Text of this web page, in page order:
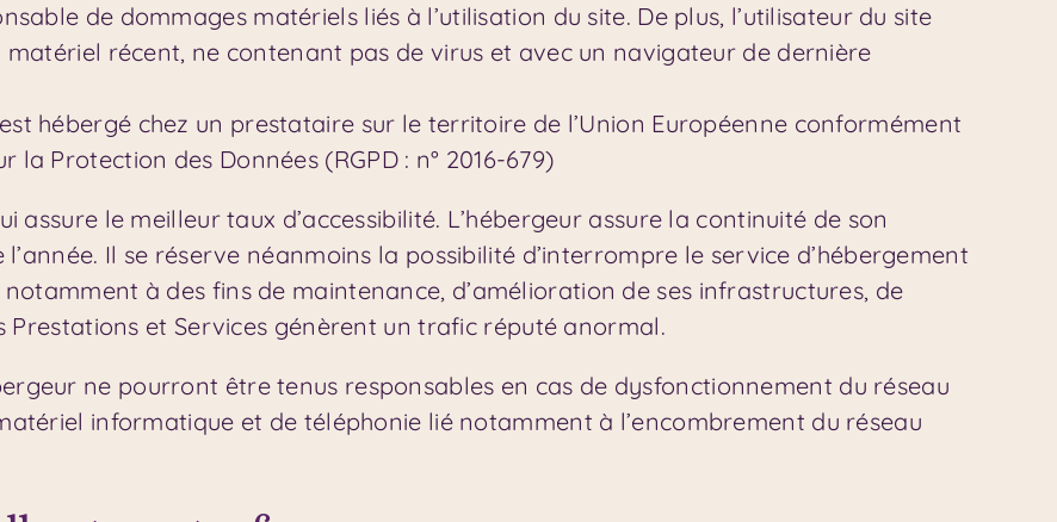
de dommages matériels liés à l’utilisation du site. De plus, l’utilisateur du site
matériel récent, ne contenant pas de virus et avec un navigateur de dernière
est hébergé chez un prestataire sur le territoire de l’Union Européenne conformément
Protection des Données (RGPD : n° 2016-679)
assure le meilleur taux d’accessibilité. L’hébergeur assure la continuité de son
Il se réserve néanmoins la possibilité d’interrompre le service d’hébergement
à des fins de maintenance, d’amélioration de ses infrastructures, de
Prestations et Services génèrent un trafic réputé anormal.
ne pourront être tenus responsables en cas de dysfonctionnement du réseau
informatique et de téléphonie lié notamment à l’encombrement du réseau